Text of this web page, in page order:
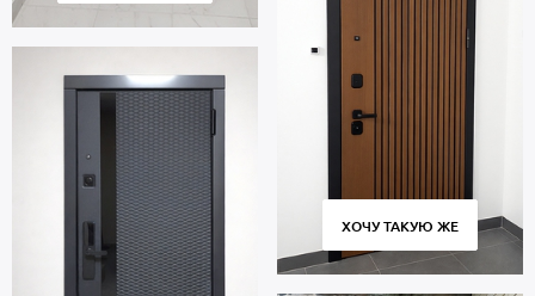
ХОЧУ ТАКУЮ ЖЕ